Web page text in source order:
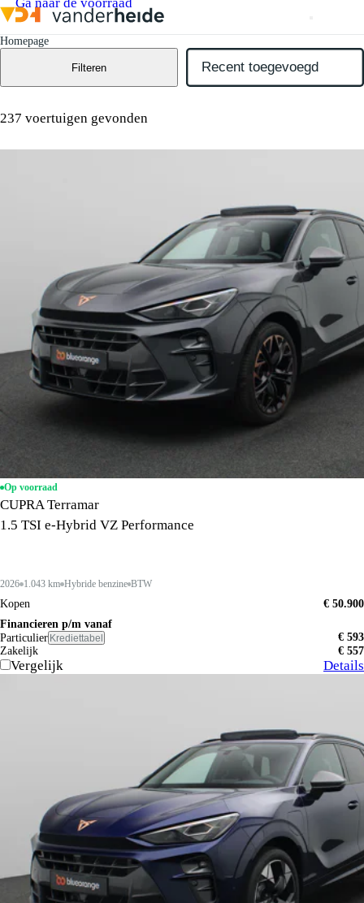
Homepage
237 voertuigen gevonden
Filteren
Op voorraad
CUPRA Terramar
1.5 TSI e-Hybrid VZ Performance
2026 1.043 km Hybride benzine BTW
Kopen
€ 50.900
Financieren p/m vanaf
Particulier Krediettabel
€ 593
Zakelijk
€ 557
Vergelijk Details